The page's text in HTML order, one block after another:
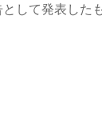
して発表したも